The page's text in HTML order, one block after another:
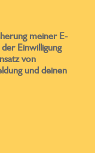
meiner E-
Einwilligung
von
und deinen